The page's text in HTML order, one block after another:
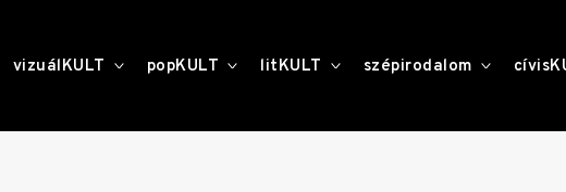
vizuálKULT toggle
child
popKULT toggle
child
litKULT toggle
child
szépirodalom toggle
child